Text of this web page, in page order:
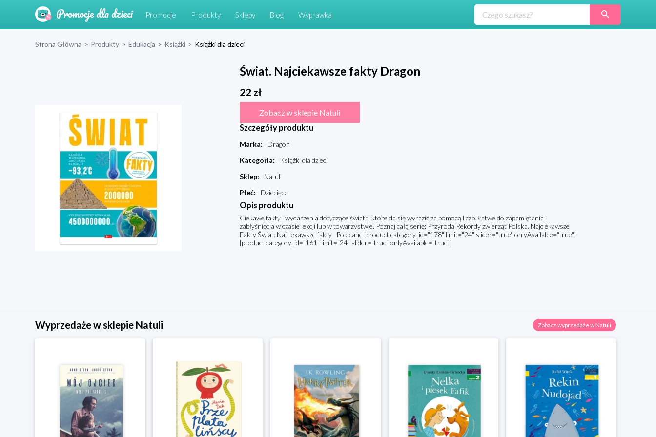
Promocje Produkty Sklepy Blog Wyprawka
Strona Główna > Produkty > Edukacja > Książki > Książki dla dzieci
Świat. Najciekawsze fakty Dragon
22 zł
Zobacz w sklepie Natuli
Szczegóły produktu
Marka:
Dragon
Kategoria:
Książki dla dzieci
Sklep:
Natuli
Płeć: Dziecięce
Opis produktu
Ciekawe fakty i wydarzenia dotyczące świata, które da się wyrazić za pomocą liczb. Łatwe do zapamiętania i
zabłyśnięcia w czasie lekcji lub w towarzystwie. Poznaj całą serię: Przyroda Rekordy zwierząt Polska. Najciekawsze
Fakty Świat. Najciekawsze fakty Polecane [product category_id="178" limit="24" slider="true" onlyAvailable="true"]
[product category_id="161" limit="24" slider="true" onlyAvailable="true"]
Wyprzedaże w sklepie Natuli Zobacz wyprzedaże w Natuli